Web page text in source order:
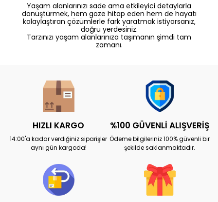
Yaşam alanlarınızı sade ama etkileyici detaylarla
dönüştürmek, hem göze hitap eden hem de hayatı
kolaylaştıran çözümlerle fark yaratmak istiyorsanız,
doğru yerdesiniz.
Tarzınızı yaşam alanlarınıza taşımanın şimdi tam
zamanı.
HIZLI KARGO
14:00'a kadar verdiğiniz siparişler
aynı gün kargoda!
%100 GÜVENLİ ALIŞVERİŞ
Ödeme bilgileriniz 100% güvenli bir
şekilde saklanmaktadır.